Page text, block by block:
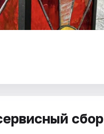
сбор